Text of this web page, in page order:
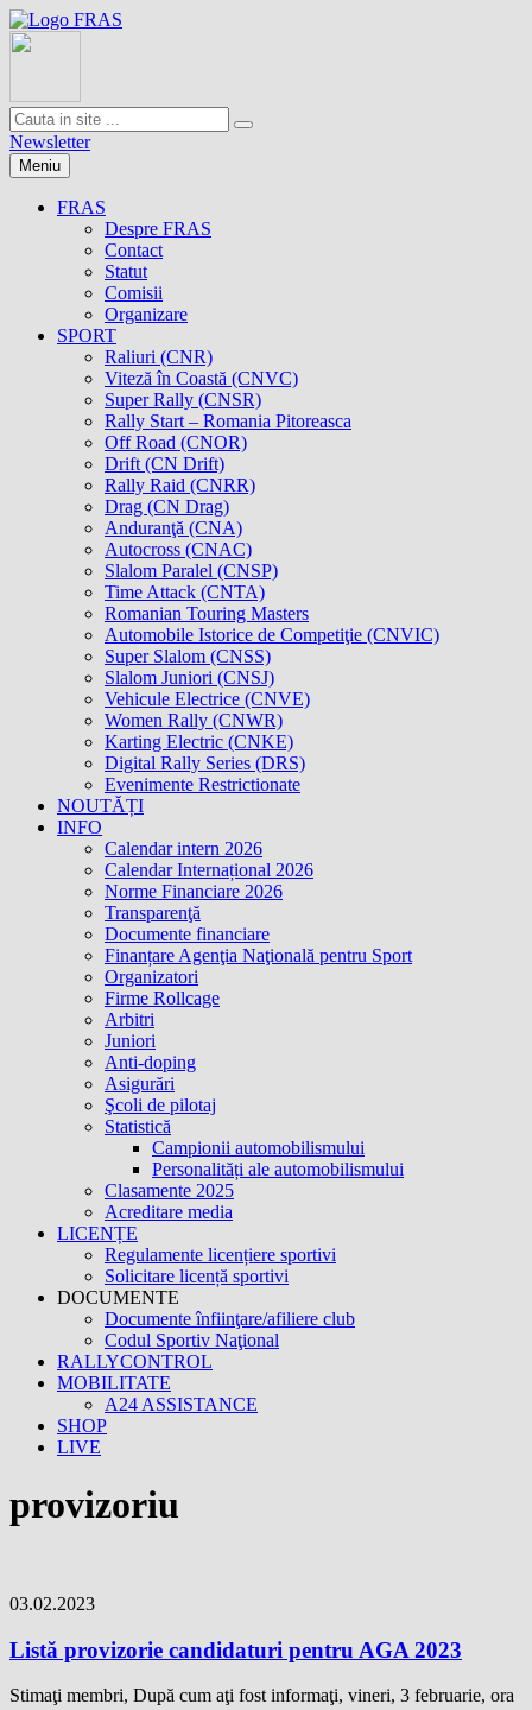
Newsletter
Meniu
FRAS
Despre FRAS
Contact
Statut
Comisii
Organizare
SPORT
Raliuri (CNR)
Viteză în Coastă (CNVC)
Super Rally (CNSR)
Rally Start – Romania Pitoreasca
Off Road (CNOR)
Drift (CN Drift)
Rally Raid (CNRR)
Drag (CN Drag)
Anduranţă (CNA)
Autocross (CNAC)
Slalom Paralel (CNSP)
Time Attack (CNTA)
Romanian Touring Masters
Automobile Istorice de Competiţie (CNVIC)
Super Slalom (CNSS)
Slalom Juniori (CNSJ)
Vehicule Electrice (CNVE)
Women Rally (CNWR)
Karting Electric (CNKE)
Digital Rally Series (DRS)
Evenimente Restrictionate
NOUTĂȚI
INFO
Calendar intern 2026
Calendar Internațional 2026
Norme Financiare 2026
Transparenţă
Documente financiare
Finanțare Agenţia Naţională pentru Sport
Organizatori
Firme Rollcage
Arbitri
Juniori
Anti-doping
Asigurări
Şcoli de pilotaj
Statistică
Campionii automobilismului
Personalități ale automobilismului
Clasamente 2025
Acreditare media
LICENȚE
Regulamente licențiere sportivi
Solicitare licență sportivi
DOCUMENTE
Documente înfiinţare/afiliere club
Codul Sportiv Naţional
RALLYCONTROL
MOBILITATE
A24 ASSISTANCE
SHOP
LIVE
provizoriu
03.02.2023
Listă provizorie candidaturi pentru AGA 2023
Stimaţi membri, După cum aţi fost informaţi, vineri, 3 februarie, ora